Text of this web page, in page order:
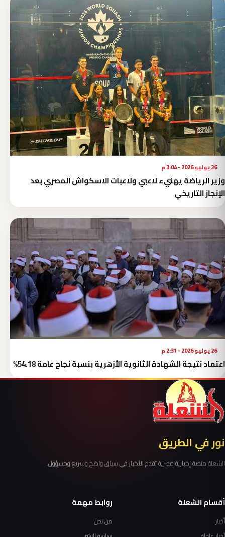
26 يوليو 2026 - 3:04 م
وزير الرياضة يهنيء لاعبي ولاعبات الاسكواش المصري بعد
الإنجاز التاريخي
26 يوليو 2026 - 2:31 م
اعتماد نتيجة الشهادة الثانوية الأزهرية بنسبة نجاح عامة 54.18%
نور في الطريق
الشعلة منصة إخبارية مصرية تقدم الأخبار في سياق واضح وسريع ومسؤول.
أقسام الشعلة
أخبار
روابط مهمة
من نحن